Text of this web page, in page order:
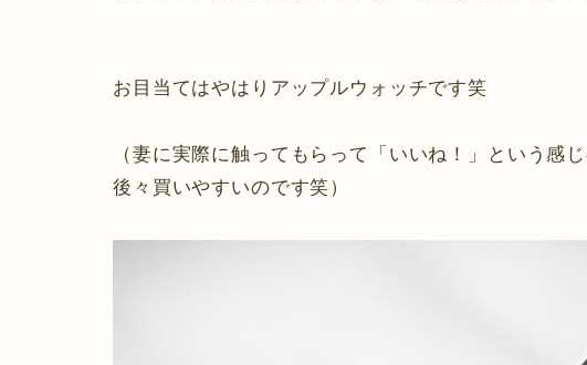
お目当てはやはりアップルウォッチです笑
（妻に実際に触ってもらって「いいね！」という感
後々買いやすいのです笑）